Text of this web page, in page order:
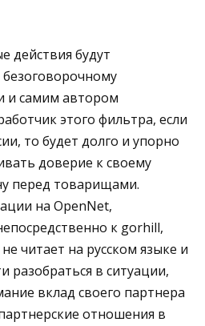
действия будут
и самим автором
этого фильтра, если
то будет долго и упорно
доверие к своему
перед товарищами.
на OpenNet,
к gorhill,
читает на русском языке и
разобраться в ситуации,
вклад своего партнера
отношения в